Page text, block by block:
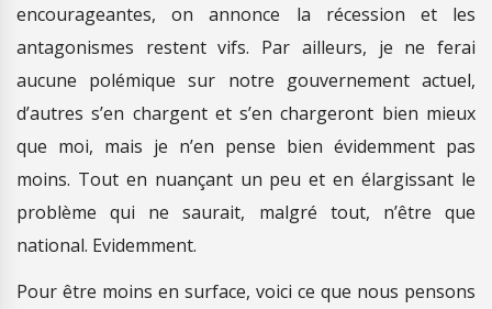
encourageantes, on annonce la récession et les
antagonismes restent vifs. Par ailleurs, je ne ferai
aucune polémique sur notre gouvernement actuel,
d’autres s’en chargent et s’en chargeront bien mieux
que moi, mais je n’en pense bien évidemment pas
moins. Tout en nuançant un peu et en élargissant le
problème qui ne saurait, malgré tout, n’être que
national. Evidemment.
Pour être moins en surface, voici ce que nous pensons